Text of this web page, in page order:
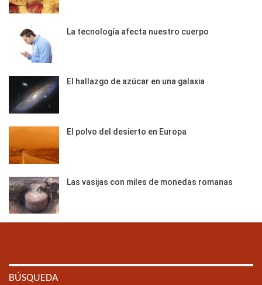
La tecnología afecta nuestro cuerpo
El hallazgo de azúcar en una galaxia
El polvo del desierto en Europa
Las vasijas con miles de monedas romanas
BÚSQUEDA